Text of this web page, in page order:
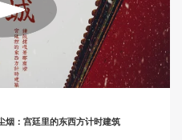
烟：宫廷里的东西方计时建筑